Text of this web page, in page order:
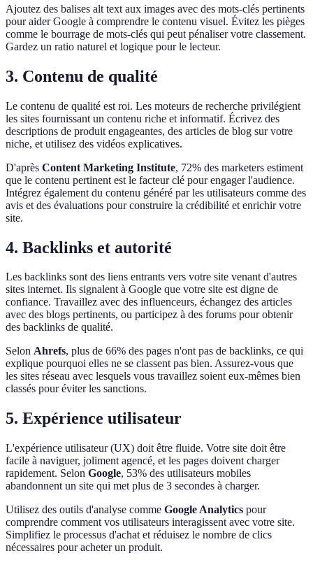
Ajoutez des balises alt text aux images avec des mots-clés pertinents
pour aider Google à comprendre le contenu visuel. Évitez les pièges
comme le bourrage de mots-clés qui peut pénaliser votre classement.
Gardez un ratio naturel et logique pour le lecteur.
3. Contenu de qualité
Le contenu de qualité est roi. Les moteurs de recherche privilégient
les sites fournissant un contenu riche et informatif. Écrivez des
descriptions de produit engageantes, des articles de blog sur votre
niche, et utilisez des vidéos explicatives.
D'après Content Marketing Institute, 72% des marketers estiment
que le contenu pertinent est le facteur clé pour engager l'audience.
Intégrez également du contenu généré par les utilisateurs comme des
avis et des évaluations pour construire la crédibilité et enrichir votre
site.
4. Backlinks et autorité
Les backlinks sont des liens entrants vers votre site venant d'autres
sites internet. Ils signalent à Google que votre site est digne de
confiance. Travaillez avec des influenceurs, échangez des articles
avec des blogs pertinents, ou participez à des forums pour obtenir
des backlinks de qualité.
Selon Ahrefs, plus de 66% des pages n'ont pas de backlinks, ce qui
explique pourquoi elles ne se classent pas bien. Assurez-vous que
les sites réseau avec lesquels vous travaillez soient eux-mêmes bien
classés pour éviter les sanctions.
5. Expérience utilisateur
L'expérience utilisateur (UX) doit être fluide. Votre site doit être
facile à naviguer, joliment agencé, et les pages doivent charger
rapidement. Selon Google, 53% des utilisateurs mobiles
abandonnent un site qui met plus de 3 secondes à charger.
Utilisez des outils d'analyse comme Google Analytics pour
comprendre comment vos utilisateurs interagissent avec votre site.
Simplifiez le processus d'achat et réduisez le nombre de clics
nécessaires pour acheter un produit.